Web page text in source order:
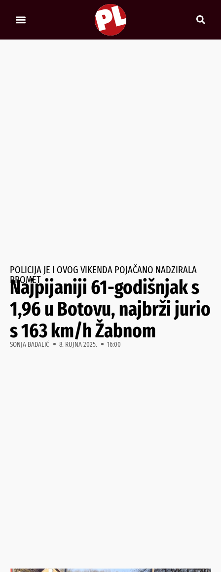
POLICIJA JE I OVOG VIKENDA POJAČANO NADZIRALA
PROMET
Najpijaniji 61-godišnjak s
1,96 u Botovu, najbrži jurio
s 163 km/h Žabnom
SONJA BADALIĆ 8. RUJNA 2025. 16:00